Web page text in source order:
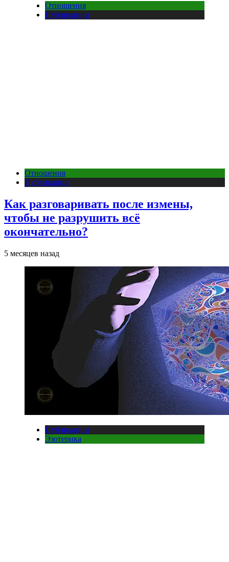
Отношения
Публикации
Отношения
Публикации
Как разговаривать после измены,
чтобы не разрушить всё
окончательно?
5 месяцев назад
Публикации
Эзотерика